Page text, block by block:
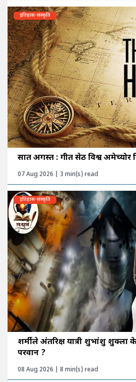
इतिहास-संस्कृति
सात अगस्त : गीत सेठी विश्व अमेच्योर
07 Aug 2026 | 3 min(s) read
इतिहास-संस्कृति
शर्मीले अंतरिक्ष यात्री शुभांशु
परवान ?
08 Aug 2026 | 8 min(s) read